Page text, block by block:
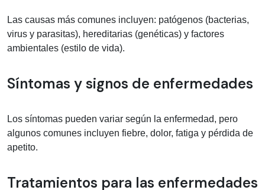
Las causas más comunes incluyen: patógenos (bacterias,
virus y parasitas), hereditarias (genéticas) y factores
ambientales (estilo de vida).
Síntomas y signos de enfermedades
Los síntomas pueden variar según la enfermedad, pero
algunos comunes incluyen fiebre, dolor, fatiga y pérdida de
apetito.
Tratamientos para las enfermedades